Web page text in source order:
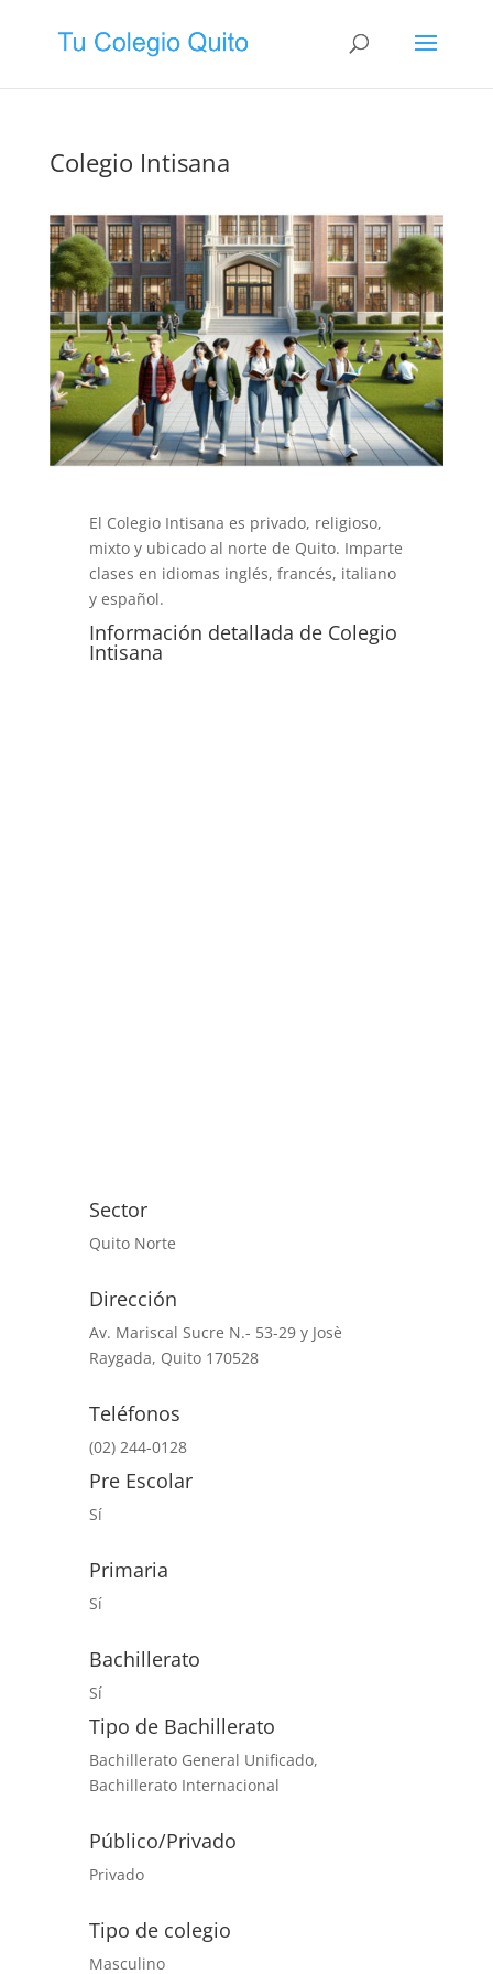
Colegio Intisana
El Colegio Intisana es privado, religioso,
mixto y ubicado al norte de Quito. Imparte
clases en idiomas inglés, francés, italiano
y español.
Información detallada de Colegio
Intisana
Sector
Quito Norte
Dirección
Av. Mariscal Sucre N.- 53-29 y Josè
Raygada, Quito 170528
Teléfonos
(02) 244-0128
Pre Escolar
Sí
Primaria
Sí
Bachillerato
Sí
Tipo de Bachillerato
Bachillerato General Unificado,
Bachillerato Internacional
Público/Privado
Privado
Tipo de colegio
Masculino